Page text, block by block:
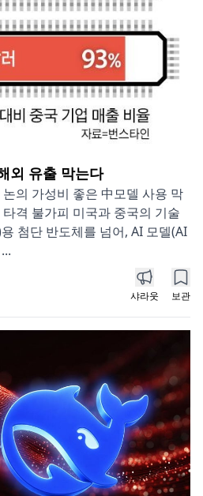
외 유출 막는다
의 가성비 좋은 中모델 사용 막
격 불가피 미국과 중국의 기술
첨단 반도체를 넘어, AI 모델(AI
샤라웃 보관